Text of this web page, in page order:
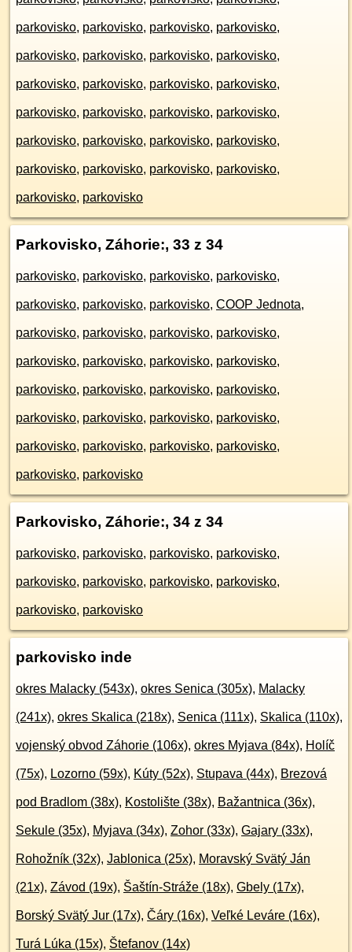
parkovisko, parkovisko, parkovisko, parkovisko,
parkovisko, parkovisko, parkovisko, parkovisko,
parkovisko, parkovisko, parkovisko, parkovisko,
parkovisko, parkovisko, parkovisko, parkovisko,
parkovisko, parkovisko, parkovisko, parkovisko,
parkovisko, parkovisko, parkovisko, parkovisko,
parkovisko, parkovisko
Parkovisko, Záhorie:, 33 z 34
parkovisko, parkovisko, parkovisko, parkovisko,
parkovisko, parkovisko, parkovisko, COOP Jednota,
parkovisko, parkovisko, parkovisko, parkovisko,
parkovisko, parkovisko, parkovisko, parkovisko,
parkovisko, parkovisko, parkovisko, parkovisko,
parkovisko, parkovisko, parkovisko, parkovisko,
parkovisko, parkovisko, parkovisko, parkovisko,
parkovisko, parkovisko
Parkovisko, Záhorie:, 34 z 34
parkovisko, parkovisko, parkovisko, parkovisko,
parkovisko, parkovisko, parkovisko, parkovisko,
parkovisko, parkovisko
parkovisko inde
okres Malacky (543x), okres Senica (305x), Malacky
(241x), okres Skalica (218x), Senica (111x), Skalica (110x),
vojenský obvod Záhorie (106x), okres Myjava (84x), Holíč
(75x), Lozorno (59x), Kúty (52x), Stupava (44x), Brezová
pod Bradlom (38x), Kostolište (38x), Bažantnica (36x),
Sekule (35x), Myjava (34x), Zohor (33x), Gajary (33x),
Rohožník (32x), Jablonica (25x), Moravský Svätý Ján
(21x), Závod (19x), Šaštín-Stráže (18x), Gbely (17x),
Borský Svätý Jur (17x), Čáry (16x), Veľké Leváre (16x),
Turá Lúka (15x), Štefanov (14x)